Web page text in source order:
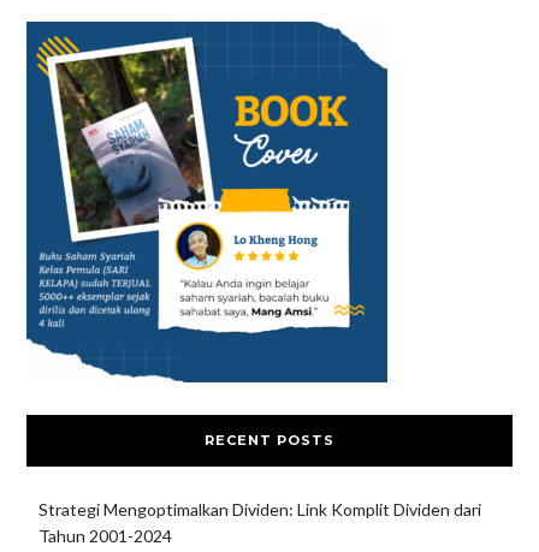
RECENT POSTS
Strategi Mengoptimalkan Dividen: Link Komplit Dividen dari
Tahun 2001-2024